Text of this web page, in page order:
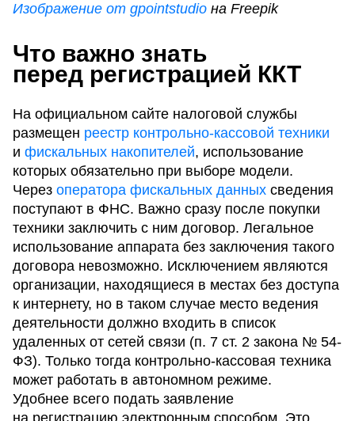
Изображение от gpointstudio на Freepik
Что важно знать
перед регистрацией ККТ
На официальном сайте налоговой службы
размещен реестр контрольно-кассовой техники
и фискальных накопителей, использование
которых обязательно при выборе модели.
Через оператора фискальных данных сведения
поступают в ФНС. Важно сразу после покупки
техники заключить с ним договор. Легальное
использование аппарата без заключения такого
договора невозможно. Исключением являются
организации, находящиеся в местах без доступа
к интернету, но в таком случае место ведения
деятельности должно входить в список
удаленных от сетей связи (п. 7 ст. 2 закона № 54-
ФЗ). Только тогда контрольно-кассовая техника
может работать в автономном режиме.
Удобнее всего подать заявление